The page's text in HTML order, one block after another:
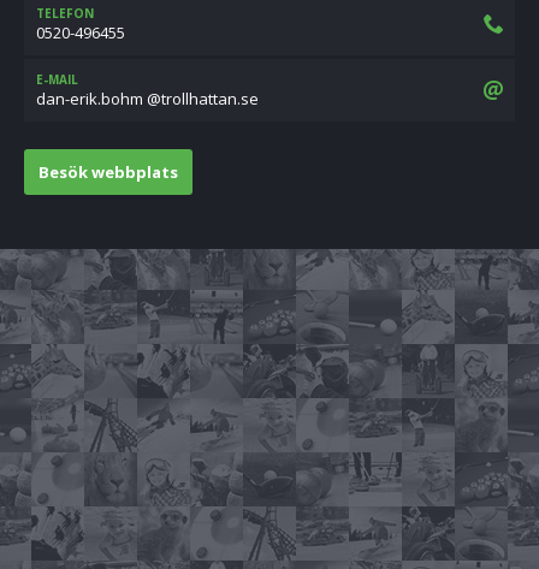
TELEFON
0520-496455
E-MAIL
es.nattahllort@ mhob.kire-nad
Besök webbplats